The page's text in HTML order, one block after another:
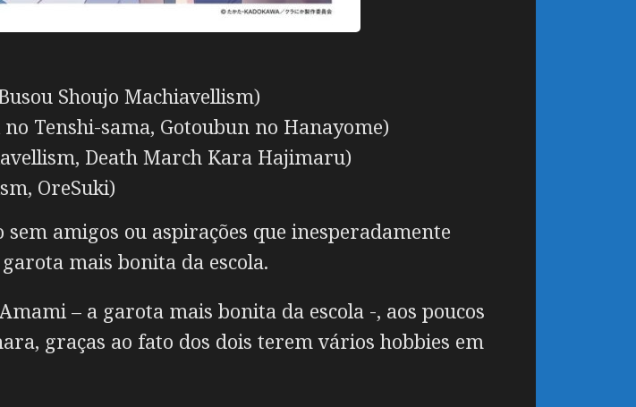
Shoujo Machiavellism)
Tenshi-sama, Gotoubun no Hanayome)
Death March Kara Hajimaru)
OreSuki)
amigos ou aspirações que inesperadamente
mais bonita da escola.
– a garota mais bonita da escola -, aos poucos
graças ao fato dos dois terem vários hobbies em